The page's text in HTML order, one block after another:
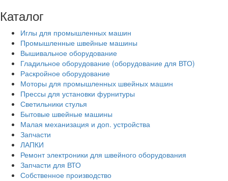
Каталог
Иглы для промышленных машин
Промышленные швейные машины
Вышивальное оборудование
Гладильное оборудование (оборудование для ВТО)
Раскройное оборудование
Моторы для промышленных швейных машин
Прессы для установки фурнитуры
Светильники стулья
Бытовые швейные машины
Малая механизация и доп. устройства
Запчасти
ЛАПКИ
Ремонт электроники для швейного оборудования
Запчасти для ВТО
Собственное производство